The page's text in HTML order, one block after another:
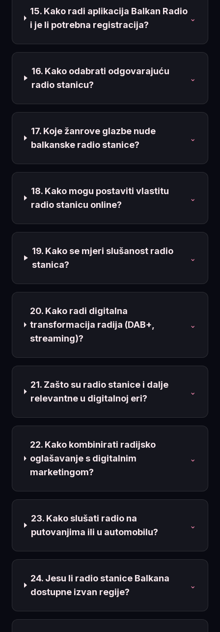
15. Kako radi aplikacija Balkan Radio
i je li potrebna registracija?
⌄
16. Kako odabrati odgovarajuću
radio stanicu?
⌄
17. Koje žanrove glazbe nude
balkanske radio stanice?
⌄
18. Kako mogu postaviti vlastitu
radio stanicu online?
⌄
19. Kako se mjeri slušanost radio
stanica?
⌄
20. Kako radi digitalna
transformacija radija (DAB+,
streaming)?
⌄
21. Zašto su radio stanice i dalje
relevantne u digitalnoj eri?
⌄
22. Kako kombinirati radijsko
oglašavanje s digitalnim
marketingom?
⌄
23. Kako slušati radio na
putovanjima ili u automobilu?
⌄
24. Jesu li radio stanice Balkana
dostupne izvan regije?
⌄